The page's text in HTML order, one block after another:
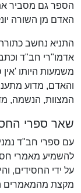
הספר גם מסביר
האדם מן השורה
התניא נחשב
אדמו"רי חב"ד
משמעות היותו
והאדם, מדוע
המצוות, הנשמה,
שאר ספרי
עם ספרי חב"ד
להשמיע מאמרי
על ידי החסידים,
מקצת מהמאמרים